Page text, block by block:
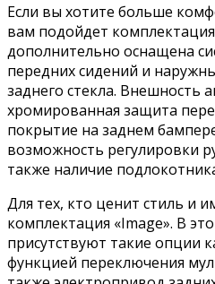
Если вы хотите больше
вам подойдет
дополнительно оснащена
передних сидений и
заднего стекла. Внешность
хромированная защита
покрытие на заднем
возможность регулировки
также наличие
Для тех, кто ценит стиль и
комплектация «Image». В
присутствуют такие опции
функцией переключения